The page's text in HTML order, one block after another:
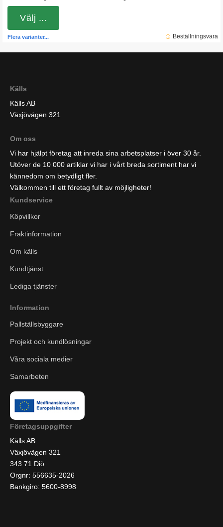
Beställningsvara
Flera varianter...
Välj ...
Källs
Källs AB
Växjövägen 321
Om oss
Vi har hjälpt företag att inreda sina arbetsplatser i över 30 år.
Utöver de 10 000 artiklar vi har i vårt breda sortiment har vi
kännedom om betydligt fler.
Välkommen till ett företag fullt av möjligheter!
Kundservice
Köpvillkor
Fraktinformation
Om källs
Kundtjänst
Lediga tjänster
Information
Pallställsbyggare
Projekt och kundlösningar
Våra sociala medier
Samarbeten
Företagsuppgifter
Källs AB
Växjövägen 321
343 71 Diö
Orgnr: 556635-2026
Bankgiro: 5600-8998